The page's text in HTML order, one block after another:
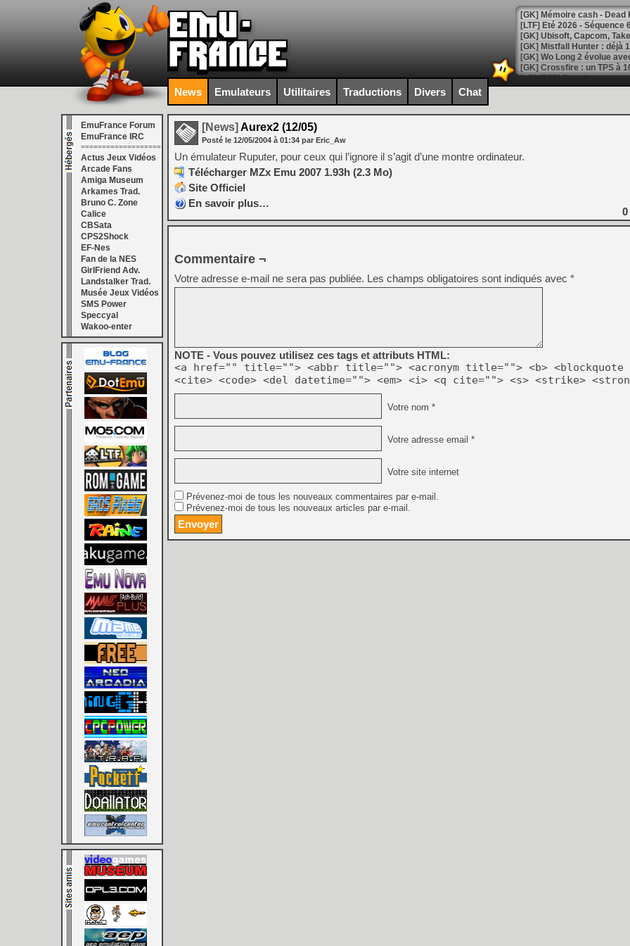
[LTF] Eté 2026 - Séquence
[GK] Mistfall Hunter : déjà
[GK] Wo Long 2 évolue
[GK] Crossfire : un TPS à
[LS] [PS5] Premiers
[Mo5] DOOM arrive en
[GK] Bethesda fête les 30
[GK] Roblox : l'action en
[GK] Agenda - GeForce
[GK] Devolver Digital en a
[LS] [PS5] ps5-y2jb-
[GK] Pourquoi Marvel
[GK] Test : Restory : Chill
[GK] GTA 6 : Rockstar
[GK] Hot Wheels Infinite
[GK] Mémoire cash -
[GK] Résultats Nintendo :
[GK] Déjà des
[Mo5] Brickboy cherche à
[GK] Minecraft et ses «
[GK] Beast of
[GK] Ubisoft : fin de partie
[GK] Mémoire cash -
[GK] Dan Houser (GTA)
[GK] Comment EA Sports
[GK] Crimson Moon : un
[GK] Isle of Reveries : le
[GK] Moonlighter 2 : The
[GK] Capcom relance
[GK] Guillermo del Toro
News Emulateurs Utilitaires Traductions Divers Chat
EmuFrance Forum
EmuFrance IRC
===================
Actus Jeux Vidéos
Arcade Fans
Amiga Museum
Arkames Trad.
Bruno C. Zone
Calice
CBSata
CPS2Shock
EF-Nes
Fan de la NES
GirlFriend Adv.
Landstalker Trad.
Musée Jeux Vidéos
SMS Power
Speccyal
Wakoo-enter
[News] Aurex2 (12/05)
Posté le 12/05/2004 à 01:34 par Eric_Aw
Un émulateur Ruputer, pour ceux qui l’ignore il s’agit d’une montre ordinateur.
Télécharger MZx Emu 2007 1.93h (2.3 Mo)
Site Officiel
En savoir plus…
0
Commentaire ¬
Votre adresse e-mail ne sera pas publiée. Les champs obligatoires sont indiqués avec *
NOTE - Vous pouvez utilisez ces tags et attributs HTML:
<a href="" title=""> <abbr title=""> <acronym title=""> <b> <blockquote
<cite> <code> <del datetime=""> <em> <i> <q cite=""> <s> <strike>
Votre nom *
Votre adresse email *
Votre site internet
Prévenez-moi de tous les nouveaux commentaires par e-mail.
Prévenez-moi de tous les nouveaux articles par e-mail.